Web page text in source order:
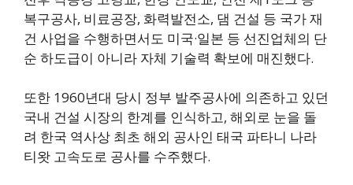
복구공사, 비료공장, 화력발전소, 댐 건설 등 국가 재
건 사업을 수행하면서도 미국·일본 등 선진업체의 단
순 하도급이 아니라 자체 기술력 확보에 매진했다.
또한 1960년대 당시 정부 발주공사에 의존하고 있던
국내 건설 시장의 한계를 인식하고, 해외로 눈을 돌
려 한국 역사상 최초 해외 공사인 태국 파타니 나라
티왓 고속도로 공사를 수주했다.